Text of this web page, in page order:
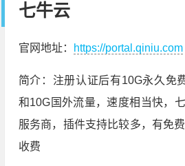
七牛云
官网地址： https://portal.qiniu.com
简介：注册认证后有10G永久免
和10G国外流量，速度相当快，
服务商，插件支持比较多，有免
收费